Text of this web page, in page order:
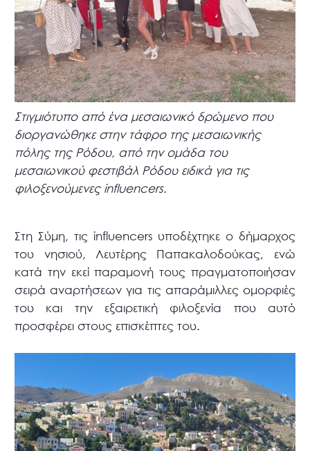
Στιγμιότυπο από ένα μεσαιωνικό δρώμενο που
διοργανώθηκε στην τάφρο της μεσαιωνικής
πόλης της Ρόδου, από την ομάδα του
μεσαιωνικού φεστιβάλ Ρόδου ειδικά για τις
φιλοξενούμενες influencers.
Στη Σύμη, τις influencers υποδέχτηκε ο δήμαρχος
του νησιού, Λευτέρης Παπακαλοδούκας, ενώ
κατά την εκεί παραμονή τους πραγματοποιήσαν
σειρά αναρτήσεων για τις απαράμιλλες ομορφιές
του και την εξαιρετική φιλοξενία που αυτό
προσφέρει στους επισκέπτες του.